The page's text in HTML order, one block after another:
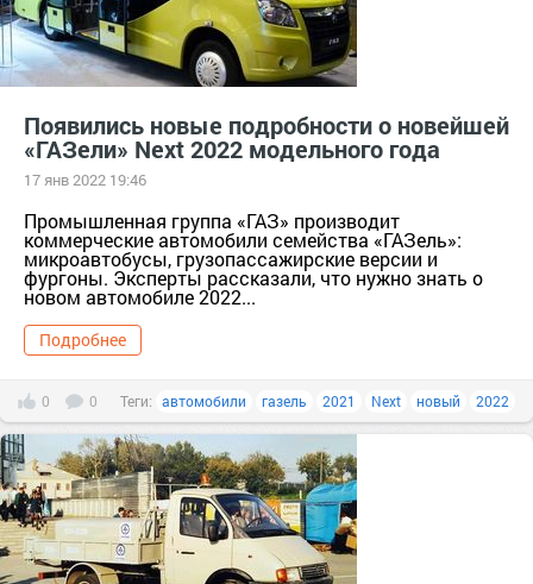
Появились новые подробности о новейшей
«ГАЗели» Next 2022 модельного года
17 янв 2022 19:46
Промышленная группа «ГАЗ» производит
коммерческие автомобили семейства «ГАЗель»:
микроавтобусы, грузопассажирские версии и
фургоны. Эксперты рассказали, что нужно знать о
новом автомобиле 2022...
Подробнее
0 0 Теги: автомобили газель 2021 Next новый 2022